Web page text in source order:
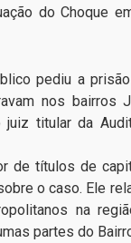
do Choque
pediu a
nos bairros
titular da
de títulos de
o caso. Ele
na
partes do